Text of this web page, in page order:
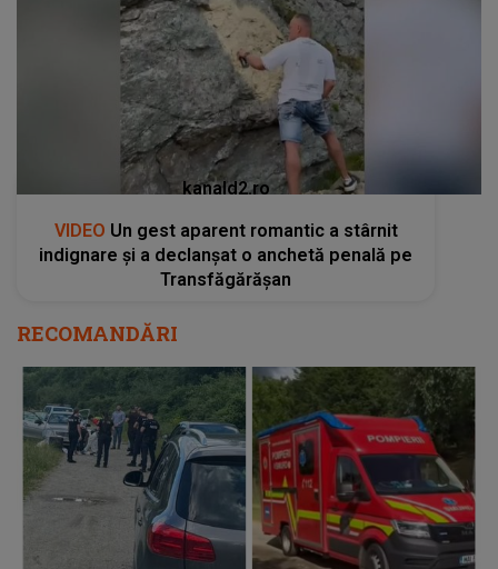
kanald2.ro
VIDEO Un gest aparent romantic a stârnit
indignare și a declanșat o anchetă penală pe
Transfăgărășan
RECOMANDĂRI